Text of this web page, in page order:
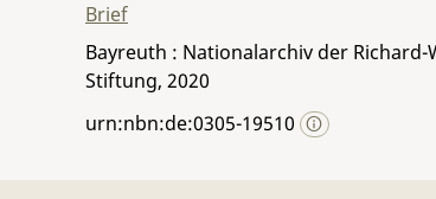
Brief
Bayreuth : Nationalarchiv der Richard-
Stiftung, 2020
urn:nbn:de:0305-19510